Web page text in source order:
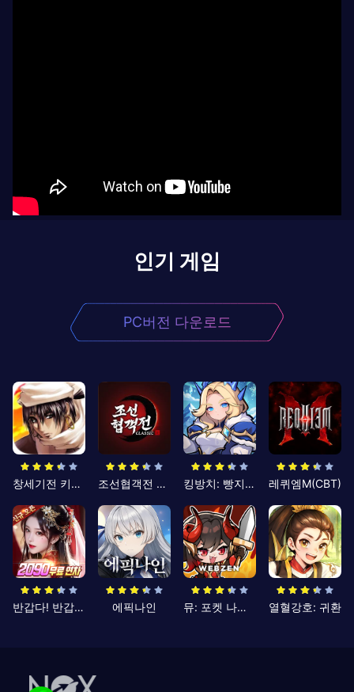
인기 게임
PC버전 다운로드
창세기전 키우기 조선협객전 클래식 킹방치: 빵지의 제왕 레퀴엠M(CBT)
반갑다! 반갑삼국지 에픽나인 뮤: 포켓 나이츠 열혈강호: 귀환